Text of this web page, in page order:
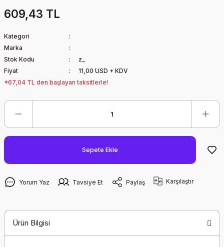
609,43 TL
Kategori
Marka
Stok Kodu
z_
Fiyat
11,00 USD + KDV
*67,04 TL den başlayan taksitlerle!
Sepete Ekle
Yorum Yaz Tavsiye Et Paylaş Karşılaştır
Ürün Bilgisi